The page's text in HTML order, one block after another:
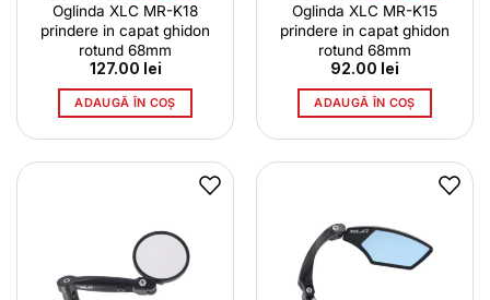
Oglinda XLC MR-K18
prindere in capat ghidon
rotund 68mm
127.00 lei
ADAUGĂ ÎN COȘ
Oglinda XLC MR-K15
prindere in capat ghidon
rotund 68mm
92.00 lei
ADAUGĂ ÎN COȘ